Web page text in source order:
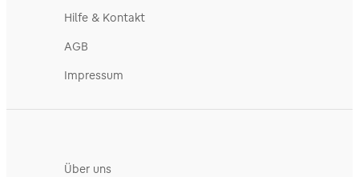
Hilfe & Kontakt
AGB
Impressum
Über uns